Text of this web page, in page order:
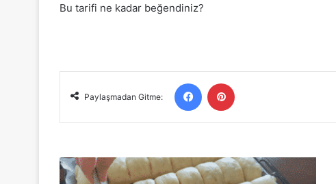
Bu tarifi ne kadar beğendiniz?
Paylaşmadan Gitme:
Facebook
Kolay
Çörek